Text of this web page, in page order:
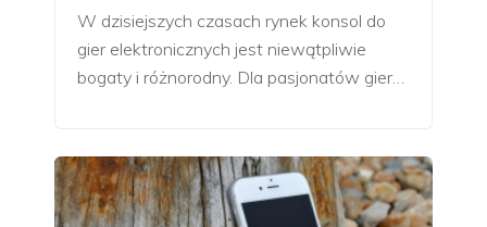
W dzisiejszych czasach rynek konsol do
gier elektronicznych jest niewątpliwie
bogaty i różnorodny. Dla pasjonatów gier…